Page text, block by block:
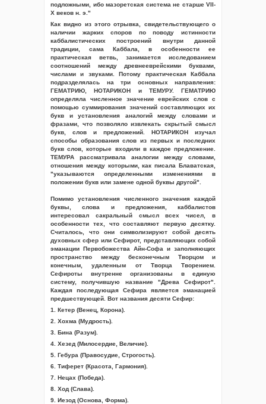
подложными, ибо мазоретская система не старше VII-
Х веков н. э."
Как видно из этого отрывка, свидетельствующего о
наличии жарких споров по поводу истинности
каббалистических построений внутри данной
традиции, сама Каббала, в особенности ее
практическая ветвь, занимается исследованием
соотношений между древнееврейскими буквами,
числами и звуками. Потому практическая Каббала
подразделялась на три основных направления:
ГЕМАТРИЮ, НОТАРИКОН и ТЕМУРУ. ГЕМАТРИЮ
определяла численное значение еврейских слов с
помощью суммирования значений составляющих их
букв и установления аналогий между словами и
фразами, что позволяло извлекать скрытый смысл
букв, слов и предложений. НОТАРИКОН изучал
способы образования слов из первых и последних
букв слов, которые входили в каждое предложение.
ТЕМУРА рассматривала аналогии между словами,
отношения между которыми, как писала Блаватская,
"указываются определенными изменениями в
положении букв или замене одной буквы другой".
Помимо установления численного значения каждой
буквы, слова и предложения, каббалистов
интересовал сакральный смысл всех чисел, в
особенности тех, что составляют первую десятку.
Считалось, что они символизируют собой десять
духовных сфер или Сефирот, представляющих собой
эманации Первобожества Айн-Софа и заполняющих
пространство между бесконечным Творцом и
конечным, удаленным от Творца Творением.
Сефироты внутренне организованы в единую
систему, получившую название "Древа Сефирот".
Каждая последующая Сефира является эманацией
предшествующей. Вот названия десяти Сефир:
1. Кетер (Венец, Корона).
2. Хохма (Мудрость).
3. Бина (Разум).
4. Хезед (Милосердие, Величие).
5. Гебура (Правосудие, Строгость).
6. Тиферет (Красота, Гармония).
7. Нецах (Победа).
8. Ход (Слава).
9. Иезод (Основа, Форма).